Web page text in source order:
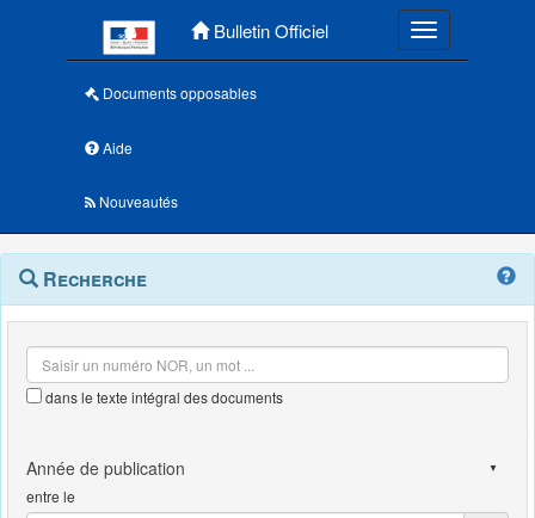
Bulletin Officiel Toggle
Documents opposables
Aide
Nouveautés
Navigation
outils
Menu
contextuel
Recherche
dans le texte intégral des documents
entre le